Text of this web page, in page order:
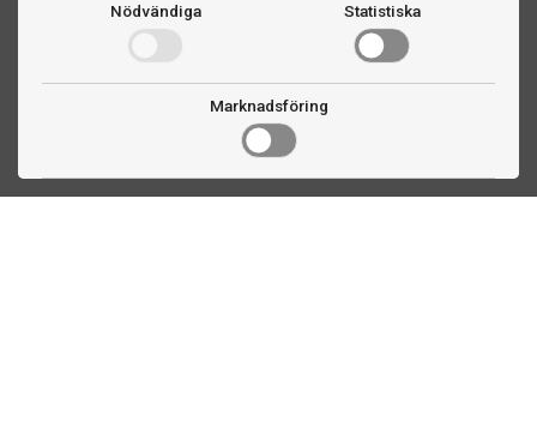
Nödvändiga Statistiska
Marknadsföring